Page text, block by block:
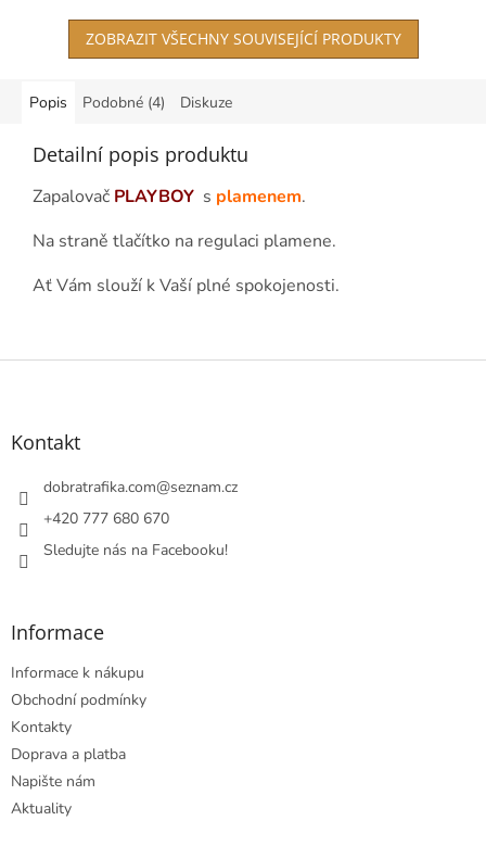
ZOBRAZIT VŠECHNY SOUVISEJÍCÍ PRODUKTY
Popis Podobné (4) Diskuze
Detailní popis produktu
Zapalovač PLAYBOY s plamenem.
Na straně tlačítko na regulaci plamene.
Ať Vám slouží k Vaší plné spokojenosti.
Z
Kontakt
dobratrafika.com@seznam.cz
+420 777 680 670
Sledujte nás na Facebooku!
Informace
Informace k nákupu
Obchodní podmínky
Kontakty
Doprava a platba
Napište nám
Aktuality